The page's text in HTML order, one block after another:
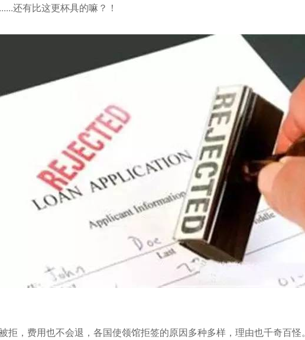
还有比这更杯具的嘛？！
拒，费用也不会退，各国使领馆拒签的原因多种多样，理由也千奇百怪。